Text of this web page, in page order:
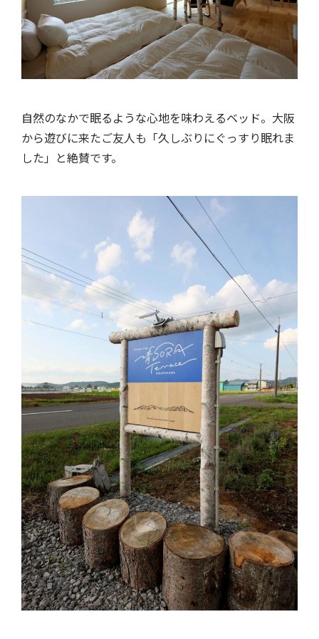
自然のなかで眠るような心地を味わえるベッド。大阪
から遊びに来たご友人も「久しぶりにぐっすり眠れま
した」と絶賛です。